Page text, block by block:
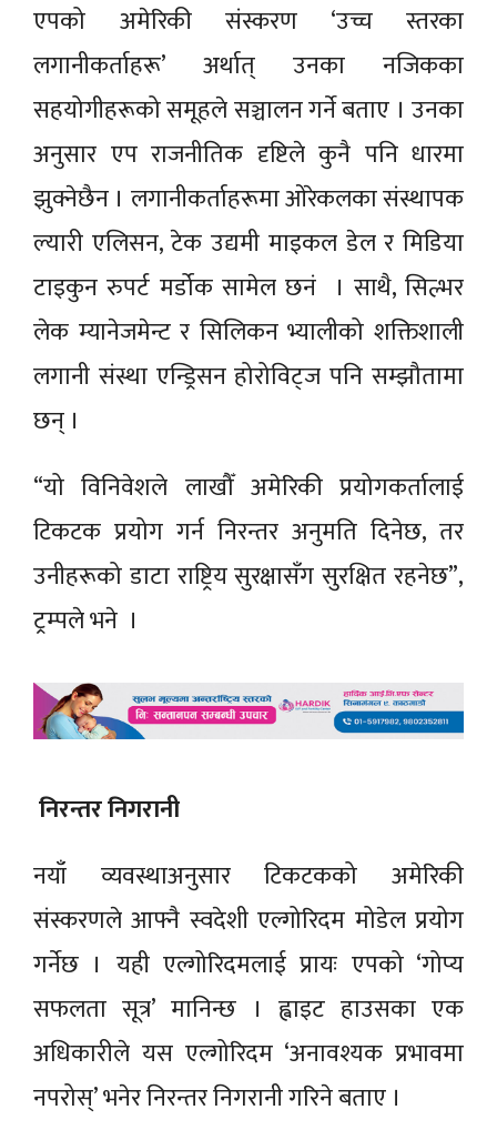
एपको अमेरिकी संस्करण ‘उच्च स्तरका
लगानीकर्ताहरू’ अर्थात् उनका नजिकका
सहयोगीहरूको समूहले सञ्चालन गर्ने बताए । उनका
अनुसार एप राजनीतिक दृष्टिले कुनै पनि धारमा
झुक्नेछैन । लगानीकर्ताहरूमा ओरेकलका संस्थापक
ल्यारी एलिसन, टेक उद्यमी माइकल डेल र मिडिया
टाइकुन रुपर्ट मर्डोक सामेल छनं । साथै, सिल्भर
लेक म्यानेजमेन्ट र सिलिकन भ्यालीको शक्तिशाली
लगानी संस्था एन्ड्रिसन होरोविट्ज पनि सम्झौतामा
छन् ।
“यो विनिवेशले लाखौँ अमेरिकी प्रयोगकर्तालाई
टिकटक प्रयोग गर्न निरन्तर अनुमति दिनेछ, तर
उनीहरूको डाटा राष्ट्रिय सुरक्षासँग सुरक्षित रहनेछ”,
ट्रम्पले भने ।
निरन्तर निगरानी
नयाँ व्यवस्थाअनुसार टिकटकको अमेरिकी
संस्करणले आफ्नै स्वदेशी एल्गोरिदम मोडेल प्रयोग
गर्नेछ । यही एल्गोरिदमलाई प्रायः एपको ‘गोप्य
सफलता सूत्र’ मानिन्छ । ह्वाइट हाउसका एक
अधिकारीले यस एल्गोरिदम ‘अनावश्यक प्रभावमा
नपरोस्’ भनेर निरन्तर निगरानी गरिने बताए ।